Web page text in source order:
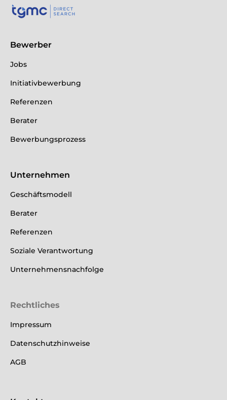
Bewerber
Jobs
Initiativbewerbung
Referenzen
Berater
Bewerbungsprozess
Unternehmen
Geschäftsmodell
Berater
Referenzen
Soziale Verantwortung
Unternehmensnachfolge
Rechtliches
Impressum
Datenschutzhinweise
AGB